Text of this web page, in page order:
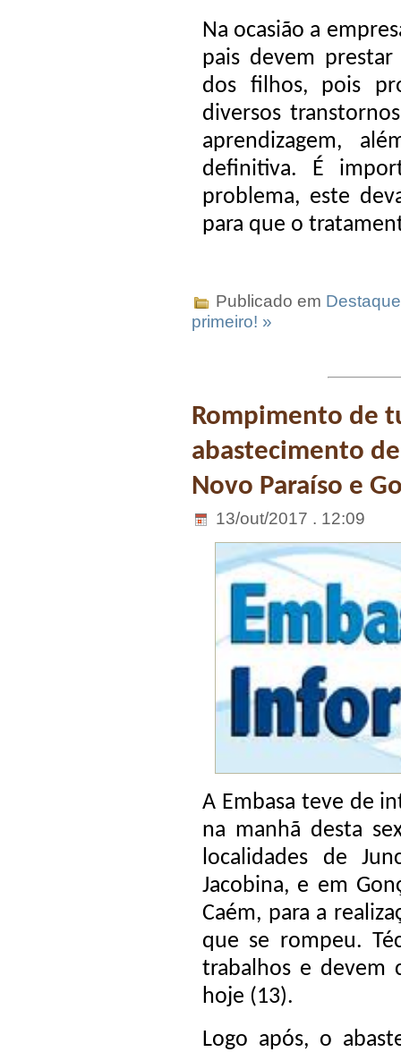
Na ocasião a
pais devem
dos filhos, pois
diversos
aprendizagem,
definitiva. É
problema, este
para que o
Publicado em
primeiro! »
Rompimento de
abastecimento
Novo Paraíso e
13/out/2017 . 12:09
A Embasa teve de
na manhã desta
localidades de
Jacobina, e em
Caém, para a
que se rompeu.
trabalhos e devem
hoje (13).
Logo após, o